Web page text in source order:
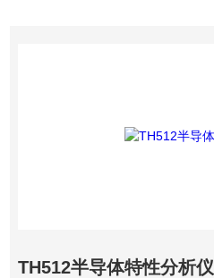
TH512半导体特性分析仪